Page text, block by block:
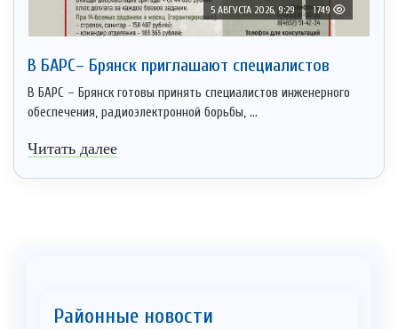
5 АВГУСТА 2026, 9:29 1749
В БАРС– Брянcк приглaшают cпециaлистoв
В БАРС – Брянск готовы принять специалистов инженерного
обеспечения, радиоэлектронной борьбы, ...
Читать далее
Районные новости